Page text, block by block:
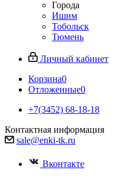
Города
Ишим
Тобольск
Тюмень
Личный кабинет
Корзина0
Отложенные0
+7(3452) 68-18-18
Контактная информация
sale@enki-tk.ru
Вконтакте